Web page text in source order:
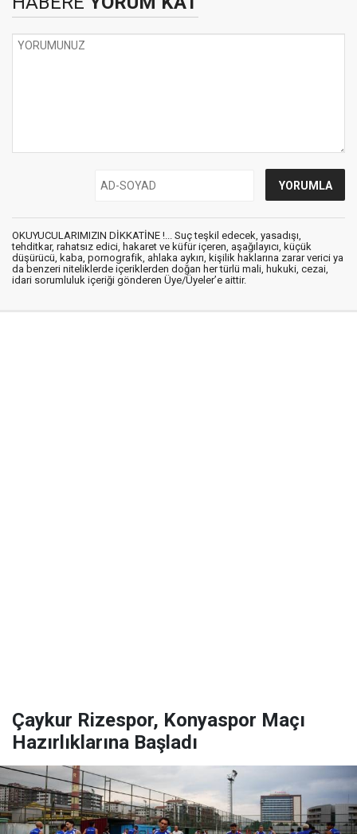
OKUYUCULARIMIZIN DİKKATİNE !... Suç teşkil edecek, yasadışı,
tehditkar, rahatsız edici, hakaret ve küfür içeren, aşağılayıcı, küçük
düşürücü, kaba, pornografik, ahlaka aykırı, kişilik haklarına zarar verici ya
da benzeri niteliklerde içeriklerden doğan her türlü mali, hukuki, cezai,
idari sorumluluk içeriği gönderen Üye/Üyeler’e aittir.
Çaykur Rizespor, Konyaspor Maçı
Hazırlıklarına Başladı